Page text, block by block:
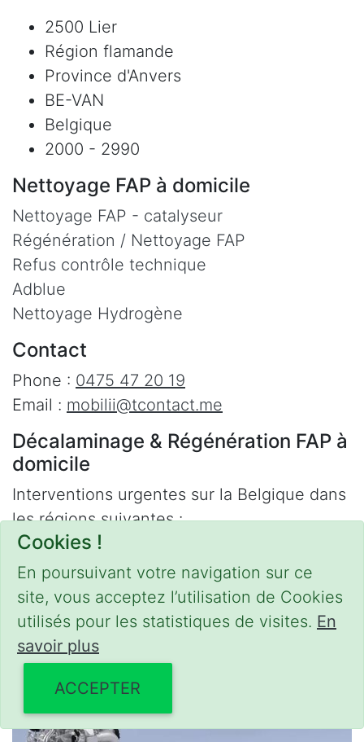
Cookies !
En poursuivant votre navigation sur ce
site, vous acceptez l’utilisation de Cookies
utilisés pour les statistiques de visites. En
savoir plus
ACCEPTER
2500 Lier
Région flamande
Province d'Anvers
BE-VAN
Belgique
2000 - 2990
Nettoyage FAP à domicile
Nettoyage FAP - catalyseur
Régénération / Nettoyage FAP
Refus contrôle technique
Adblue
Nettoyage Hydrogène
Contact
Phone : 0475 47 20 19
Email : mobilii@tcontact.me
Décalaminage & Régénération FAP à
domicile
Interventions urgentes sur la Belgique dans
les régions suivantes :
Bruxelles ,
Hainaut,Liège , Mons,Namur,Anvers ,
Limbourg, Flandre Occidentale , Flandre
Orientale,Province du Luxembourg